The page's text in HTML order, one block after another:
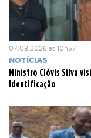
07.08.2026 às 10h57
NOTÍCIAS
Ministro Clóvis Silva
Identificação